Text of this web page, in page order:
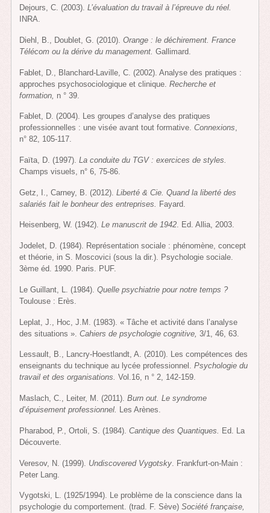
Dejours, C. (2003).L’évaluation du travail à l’épreuve du réel.
INRA.
Diehl, B., Doublet, G. (2010).Orange : le déchirement. France
Télécom ou la dérive du management.Gallimard.
Fablet, D., Blanchard-Laville, C. (2002). Analyse des pratiques :
approches psychosociologique et clinique.Recherche et
formation, n ° 39.
Fablet, D. (2004). Les groupes d’analyse des pratiques
professionnelles : une visée avant tout formative.Connexions,
n° 82, 105-117.
Faïta, D. (1997).La conduite du TGV : exercices de styles.
Champs visuels, n° 6, 75-86.
Getz, I., Carney, B. (2012).Liberté & Cie. Quand la liberté des
salariés fait le bonheur des entreprises. Fayard.
Heisenberg, W. (1942).Le manuscrit de 1942. Ed. Allia, 2003.
Jodelet, D. (1984). Représentation sociale : phénomène, concept
et théorie, in S. Moscovici (sous la dir.). Psychologie sociale.
3ème éd. 1990. Paris. PUF.
Le Guillant, L. (1984).Quelle psychiatrie pour notre temps ?
Toulouse : Erès.
Leplat, J., Hoc, J.M. (1983). « Tâche et activité dans l’analyse
des situations ». Cahiers de psychologie cognitive, 3/1, 46, 63.
Lessault, B., Lancry-Hoestlandt, A. (2010). Les compétences des
enseignants du technique au lycée professionnel.Psychologie du
travail et des organisations. Vol.16, n ° 2, 142-159.
Maslach, C., Leiter, M. (2011).Burn out. Le syndrome
d’épuisement professionnel. Les Arènes.
Pharabod, P., Ortoli, S. (1984).Cantique des Quantiques.
Ed. La
Découverte.
Veresov, N. (1999). Undiscovered Vygotsky . Frankfurt-on-Main :
Peter Lang.
Vygotski, L. (1925/1994). Le problème de la conscience dans la
psychologie du comportement. (trad. F. Sève)Société française,